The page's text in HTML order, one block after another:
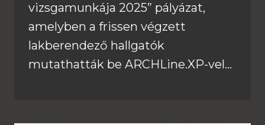
vizsgamunkája 2025” pályázat,
amelyben a frissen végzett
lakberendező hallgatók
mutathatták be ARCHLine.XP-vel…